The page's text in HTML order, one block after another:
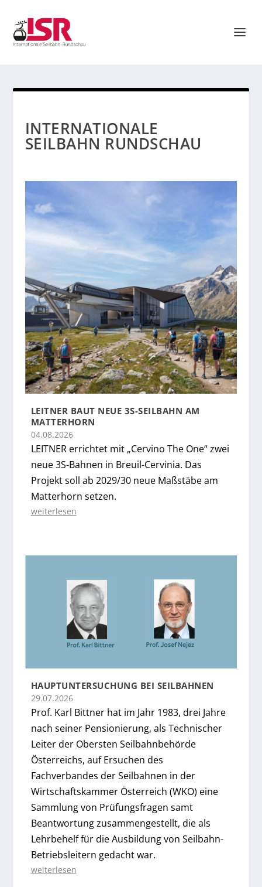
INTERNATIONALE
SEILBAHN RUNDSCHAU
LEITNER BAUT NEUE 3S-SEILBAHN AM
MATTERHORN
04.08.2026
LEITNER errichtet mit „Cervino The One“ zwei
neue 3S-Bahnen in Breuil-Cervinia. Das
Projekt soll ab 2029/30 neue Maßstäbe am
Matterhorn setzen.
weiterlesen
HAUPTUNTERSUCHUNG BEI SEILBAHNEN
29.07.2026
Prof. Karl Bittner hat im Jahr 1983, drei Jahre
nach seiner Pensionierung, als Technischer
Leiter der Obersten Seilbahnbehörde
Österreichs, auf Ersuchen des
Fachverbandes der Seilbahnen in der
Wirtschaftskammer Österreich (WKO) eine
Sammlung von Prüfungsfragen samt
Beantwortung zusammengestellt, die als
Lehrbehelf für die Ausbildung von Seilbahn-
Betriebsleitern gedacht war.
weiterlesen